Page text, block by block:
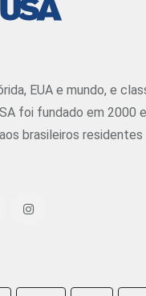
EUA e mundo, e
foi fundado em 2000
brasileiros